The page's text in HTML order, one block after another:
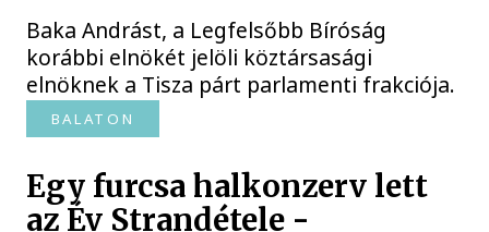
Baka Andrást, a Legfelsőbb Bíróság
korábbi elnökét jelöli köztársasági
elnöknek a Tisza párt parlamenti frakciója.
BALATON
Egy furcsa halkonzerv lett
az Év Strandétele -